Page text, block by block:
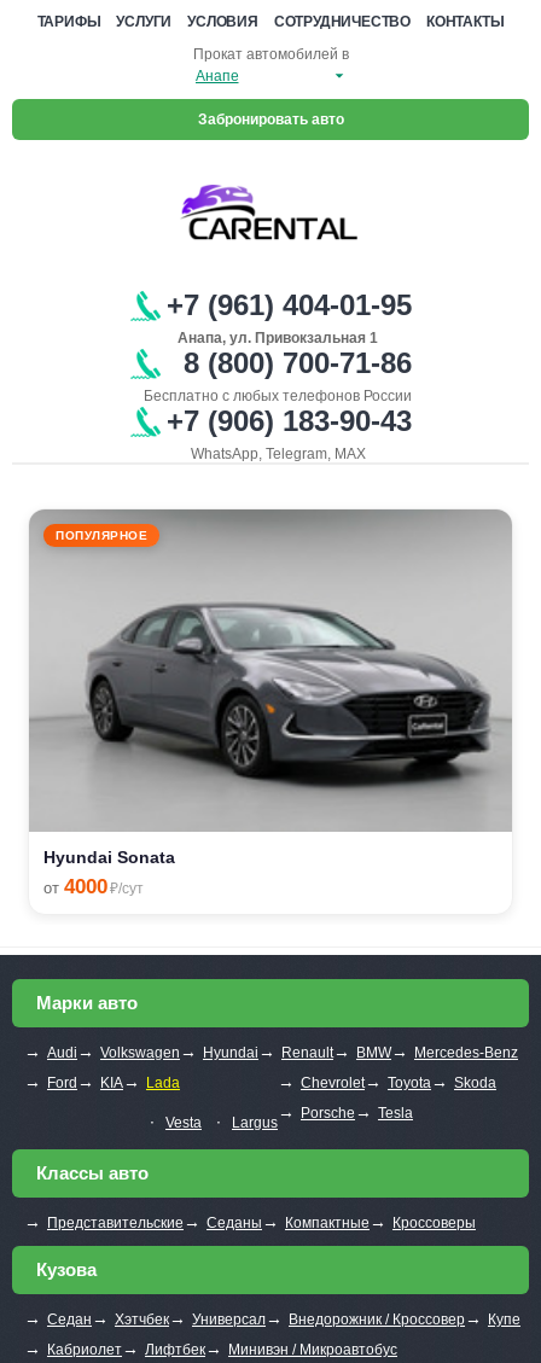
ТАРИФЫ УСЛУГИ УСЛОВИЯ СОТРУДНИЧЕСТВО
КОНТАКТЫ
Прокат автомобилей в
Забронировать авто
+7 (961) 404-01-95
Анапа, ул. Привокзальная 1
8 (800) 700-71-86
Бесплатно с любых телефонов России
+7 (906) 183-90-43
WhatsApp, Telegram, MAX
ПОПУЛЯРНОЕ
Hyundai Sonata
от 4000₽/сут
Марки авто
→ Audi → Volkswagen → Hyundai → Renault→ BMW→ Mercedes-Benz
→ Ford → KIA→ Lada
∙ Vesta ∙ Largus
→ Chevrolet→ Toyota→ Skoda
→ Porsche → Tesla
Классы авто
→ Представительские → Седаны → Компактные → Кроссоверы
Кузова
→ Седан → Хэтчбек→ Универсал→ Внедорожник / Кроссовер→ Купе
→ Кабриолет→ Лифтбек→ Минивэн / Микроавтобус